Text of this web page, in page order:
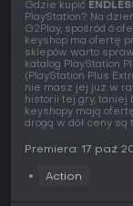
Gdzie kupić
PlayStation? Na
G2Play, spośród 6
keyshop ma ofertę
sklepów warto
katalog PlayStation
(PlayStation Plus
nie masz jej już w
historii tej gry, taniej
keyshopy mają
drogą w dół ceny są
Premiera: 17 paź
Action